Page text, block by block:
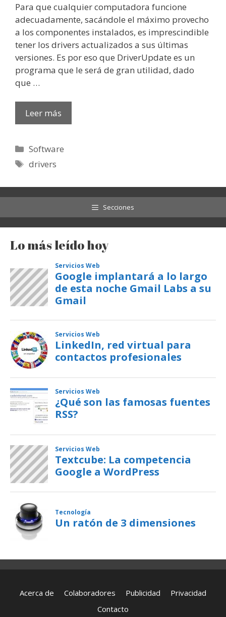
Para que cualquier computadora funcione
adecuadamente, sacándole el máximo provecho
a los componentes instalados, es imprescindible
tener los drivers actualizados a sus últimas
versiones. Es por eso que DriverUpdate es un
programa que le será de gran utilidad, dado
que …
Leer más
Categorías
Software
Etiquetas
drivers
Secciones
Lo más leído hoy
Acerca de Colaboradores Publicidad
Privacidad
Contacto